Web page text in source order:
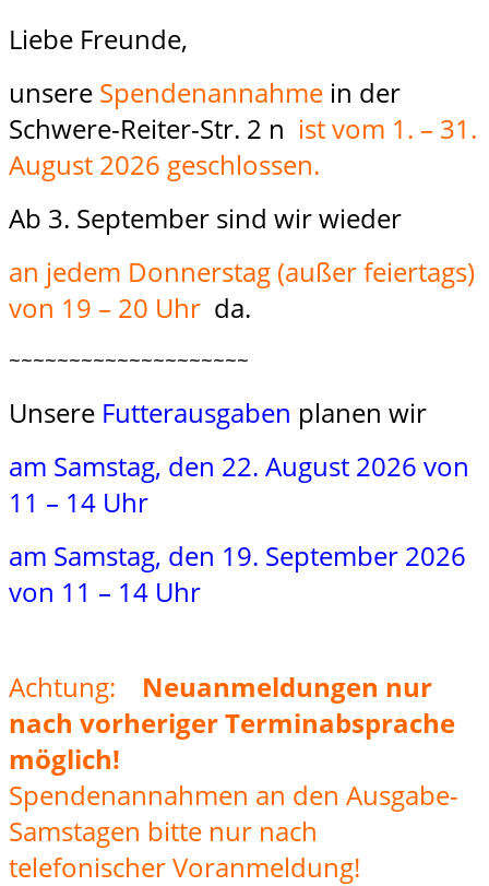
Liebe Freunde,
unsere Spendenannahme in der
Schwere-Reiter-Str. 2 n ist vom 1. – 31.
August 2026 geschlossen.
Ab 3. September sind wir wieder
an jedem Donnerstag (außer feiertags)
von 19 – 20 Uhr da.
~~~~~~~~~~~~~~~~~~~~
Unsere Futterausgaben planen wir
am Samstag, den 22. August 2026 von
11 – 14 Uhr
am Samstag, den 19. September 2026
von 11 – 14 Uhr
Achtung: Neuanmeldungen nur
nach vorheriger Terminabsprache
möglich!
Spendenannahmen an den Ausgabe-
Samstagen bitte nur nach
telefonischer Voranmeldung!